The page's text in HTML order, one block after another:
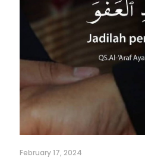
February 17, 2024